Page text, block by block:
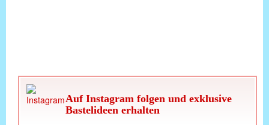
Auf Instagram folgen und exklusive
Bastelideen erhalten